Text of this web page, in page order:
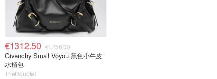
€1312.50 €1750.00
Givenchy Small Voyou 黑色小牛皮
水桶包
TheDoubleF